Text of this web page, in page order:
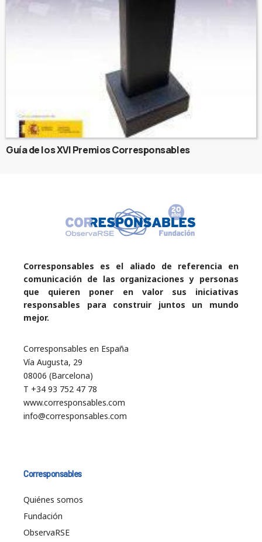
Guía de los XVI Premios Corresponsables
Corresponsables es el aliado de referencia en
comunicación de las organizaciones y personas
que quieren poner en valor sus iniciativas
responsables para construir juntos un mundo
mejor.
Corresponsables en España
Vía Augusta, 29
08006 (Barcelona)
T +34 93 752 47 78
www.corresponsables.com
info@corresponsables.com
Corresponsables
Quiénes somos
Fundación
ObservaRSE